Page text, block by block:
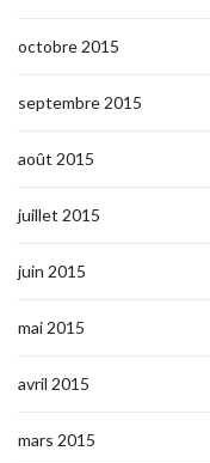
octobre 2015
septembre 2015
août 2015
juillet 2015
juin 2015
mai 2015
avril 2015
mars 2015